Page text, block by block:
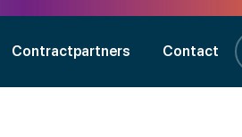
Contractpartners Contact